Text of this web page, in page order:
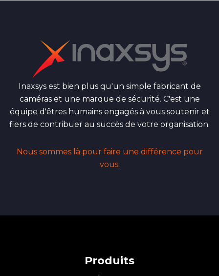
Inaxsys est bien plus qu'un simple fabricant de
caméras et une marque de sécurité. C'est une
équipe d'êtres humains engagés à vous soutenir et
fiers de contribuer au succès de votre organisation.
Nous sommes là pour faire une différence pour
vous.
Produits